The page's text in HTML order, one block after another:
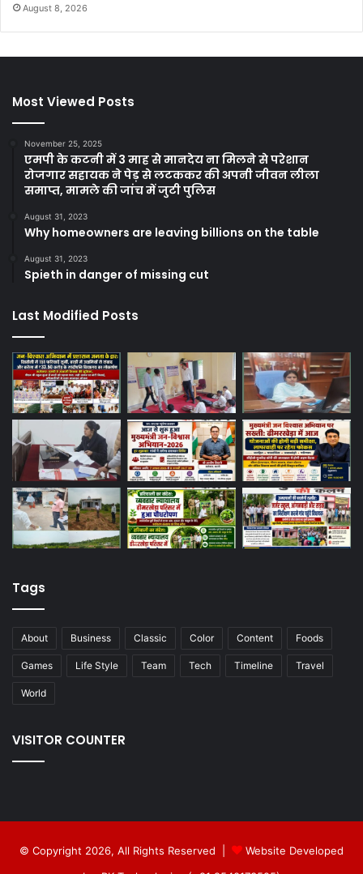
August 8, 2026
Most Viewed Posts
November 25, 2025
एमपी के कटनी में 3 माह से मानदेय ना मिलने से परेशान
रोजगार सहायक ने पेड़ से लटककर की अपनी जीवन लीला
समाप्त, मामले की जांच में जुटी पुलिस
August 31, 2023
Why homeowners are leaving billions on the table
August 31, 2023
Spieth in danger of missing cut
Last Modified Posts
Tags
About Business Classic Color Content Foods
Games Life Style Team Tech Timeline Travel
World
VISITOR COUNTER
© Copyright 2026, All Rights Reserved |
Website Developed